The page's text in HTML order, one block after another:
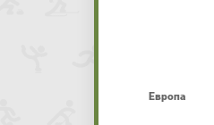
Европа